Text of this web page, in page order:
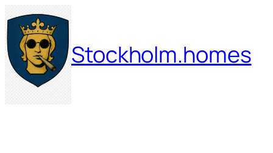
Hoppa
till
innehåll
Stockholm.homes